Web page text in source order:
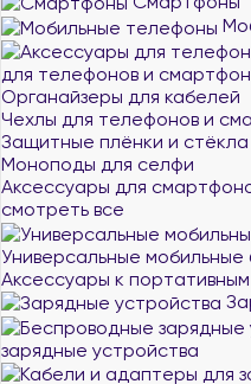
для телефонов и
Органайзеры для кабелей
Чехлы для телефонов и
Защитные плёнки и стёкла
Моноподы для селфи
Аксессуары для
смотреть все
Универсальные мобильные
Аксессуары к
зарядные устройства